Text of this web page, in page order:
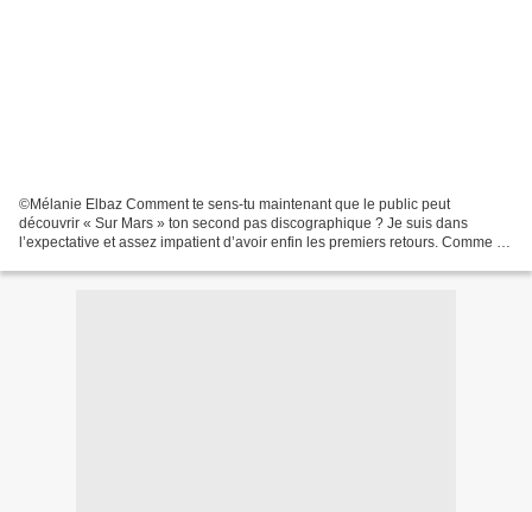
©Mélanie Elbaz Comment te sens-tu maintenant que le public peut
découvrir « Sur Mars » ton second pas discographique ? Je suis dans
l’expectative et assez impatient d’avoir enfin les premiers retours. Comme je